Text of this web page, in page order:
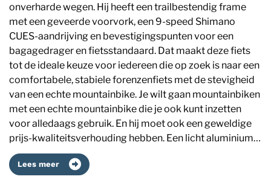
onverharde wegen. Hij heeft een trailbestendig frame
met een geveerde voorvork, een 9-speed Shimano
CUES-aandrijving en bevestigingspunten voor een
bagagedrager en fietsstandaard. Dat maakt deze fiets
tot de ideale keuze voor iedereen die op zoek is naar een
comfortabele, stabiele forenzenfiets met de stevigheid
van een echte mountainbike. Je wilt gaan mountainbiken
met een echte mountainbike die je ook kunt inzetten
voor alledaags gebruik. En hij moet ook een geweldige
prijs-kwaliteitsverhouding hebben. Een licht aluminium…
Lees meer